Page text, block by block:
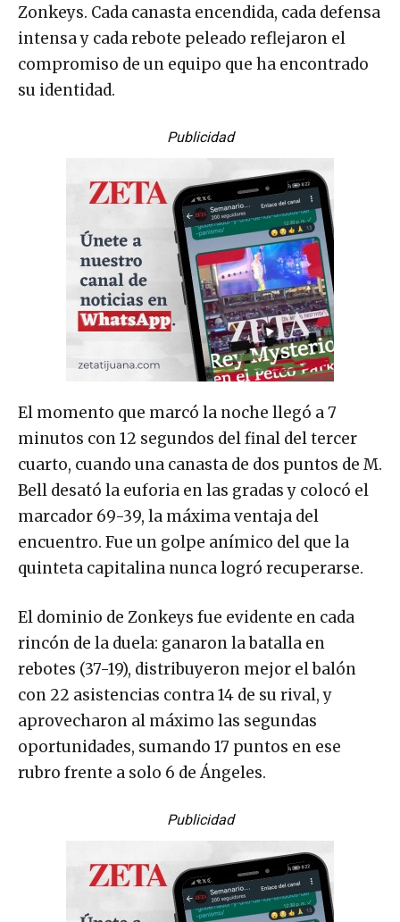
Zonkeys. Cada canasta encendida, cada defensa
intensa y cada rebote peleado reflejaron el
compromiso de un equipo que ha encontrado
su identidad.
Publicidad
El momento que marcó la noche llegó a 7
minutos con 12 segundos del final del tercer
cuarto, cuando una canasta de dos puntos de M.
Bell desató la euforia en las gradas y colocó el
marcador 69-39, la máxima ventaja del
encuentro. Fue un golpe anímico del que la
quinteta capitalina nunca logró recuperarse.
El dominio de Zonkeys fue evidente en cada
rincón de la duela: ganaron la batalla en
rebotes (37-19), distribuyeron mejor el balón
con 22 asistencias contra 14 de su rival, y
aprovecharon al máximo las segundas
oportunidades, sumando 17 puntos en ese
rubro frente a solo 6 de Ángeles.
Publicidad